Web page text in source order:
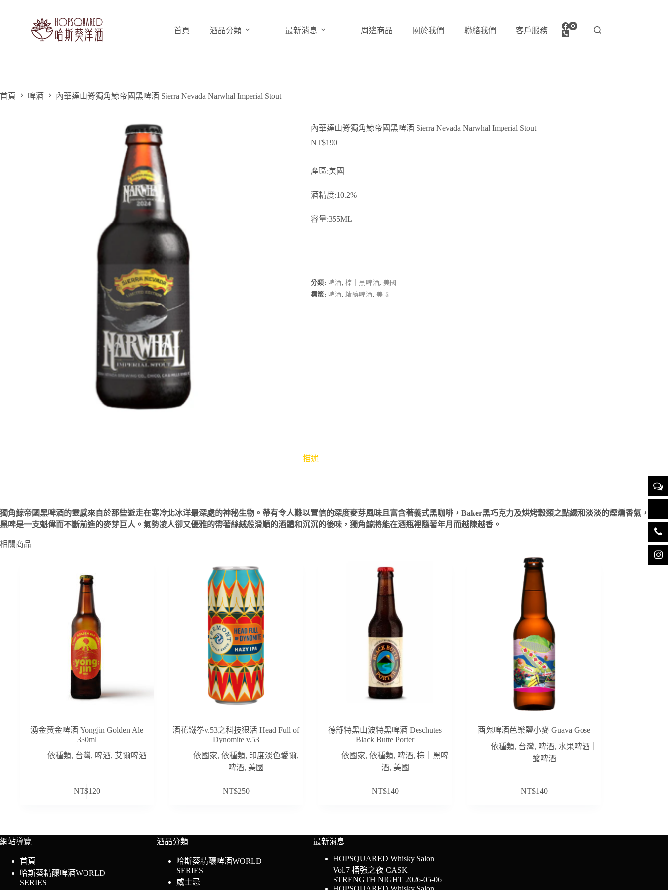
首頁 酒品分類 最新消息 周邊商品 關於我們 聯絡我們 客戶服務
首頁 啤酒 內華達山脊獨角鯨帝國黑啤酒 Sierra Nevada Narwhal Imperial Stout
內華達山脊獨角鯨帝國黑啤酒 Sierra Nevada Narwhal Imperial Stout
NT$190
產區:美國
酒精度:10.2%
容量:355ML
分類: 啤酒,棕｜黑啤酒, 美國
標籤: 啤酒,精釀啤酒, 美國
描述
獨角鯨帝國黑啤酒的靈感來自於那些遊走在寒冷北冰洋最深處的神秘生物。帶有令人難以置信的深度麥芽風味且富含著義式黑咖啡，Baker黑巧克力及烘烤穀類之點綴和淡淡的煙燻香氣，這款
黑啤是一支魁偉而不斷前進的麥芽巨人。氣勢凌人卻又優雅的帶著絲絨般滑順的酒體和沉沉的後味，獨角鯨將能在酒瓶裡隨著年月而越陳越香。
相關商品
湧金黃金啤酒 Yongjin Golden Ale
330ml
依種類, 台灣, 啤酒, 艾爾啤酒
NT$120
酒花鐵拳v.53之科技狠活 Head Full of
Dynomite v.53
依國家, 依種類, 印度淡色愛爾,
啤酒, 美國
NT$250
德舒特黑山波特黑啤酒 Deschutes
Black Butte Porter
依國家, 依種類, 啤酒, 棕｜黑啤
酒, 美國
NT$140
酉鬼啤酒芭樂鹽小麥 Guava Gose
依種類, 台灣, 啤酒, 水果啤酒｜
酸啤酒
NT$140
網站導覽
首頁
哈斯葵精釀啤酒WORLD
SERIES
酒品分類
哈斯葵精釀啤酒WORLD
SERIES
威士忌
最新消息
HOPSQUARED Whisky Salon
Vol.7 桶強之夜 CASK
STRENGTH NIGHT 2026-05-06
HOPSQUARED Whisky Salon